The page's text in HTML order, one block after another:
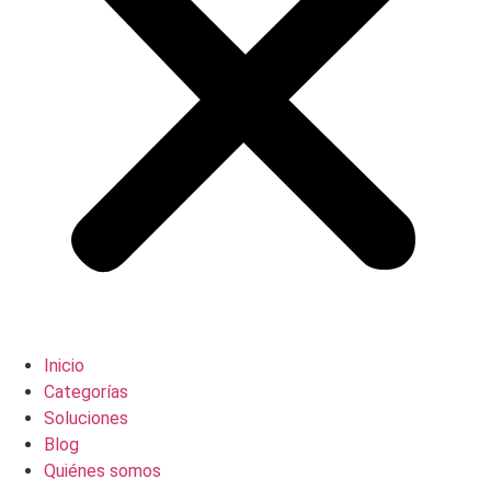
Inicio
Categorías
Soluciones
Blog
Quiénes somos